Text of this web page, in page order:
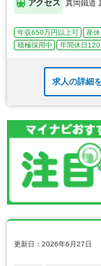
アクセス 真岡鐵道
年収650万円以上可 産
積極採用中
年間休日120
求人の詳細
更新日：2026年6月27日